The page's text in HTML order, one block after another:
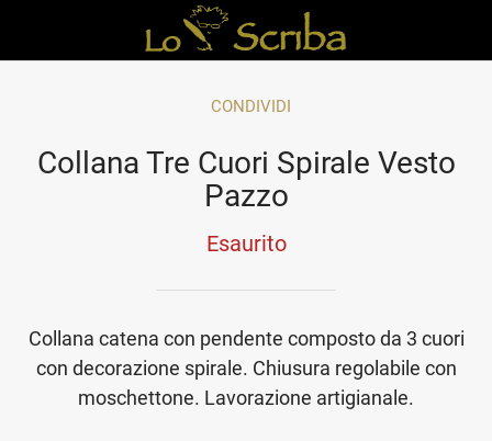
CONDIVIDI
Collana Tre Cuori Spirale Vesto
Pazzo
Esaurito
Collana catena con pendente composto da 3 cuori
con decorazione spirale. Chiusura regolabile con
moschettone. Lavorazione artigianale.